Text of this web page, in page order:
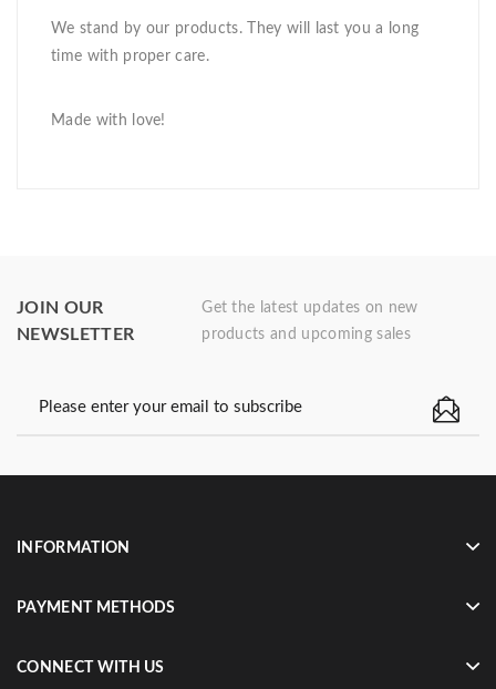
We stand by our products. They will last you a long
time with proper care.
Made with love!
JOIN OUR
NEWSLETTER
Get the latest updates on new
products and upcoming sales
INFORMATION
PAYMENT METHODS
CONNECT WITH US